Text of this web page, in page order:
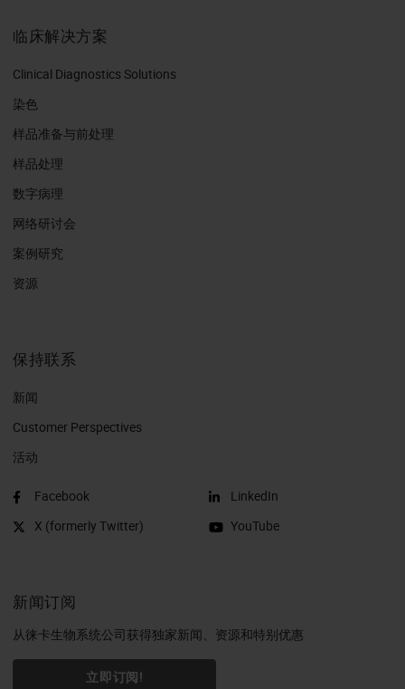
临床解决方案
Clinical Diagnostics Solutions
染色
样品准备与前处理
样品处理
数字病理
网络研讨会
案例研究
资源
保持联系
新闻
Customer Perspectives​
活动
Facebook
X (formerly Twitter)
LinkedIn
YouTube
新闻订阅
从徕卡生物系统公司获得独家新闻、资源和特别优惠
立即订阅!